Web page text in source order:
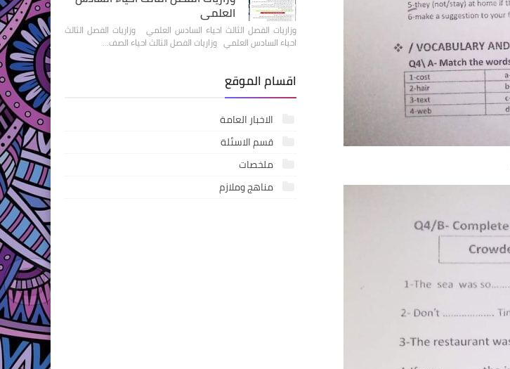
العلمي
وزاريات الفصل الثالث احياء السادس العلمي وزاريات الفصل الثالث
احياء السادس العلمي وزاريات الفصل الثالث احياء الصف…
اقسام الموقع
الاخبار العامة
قسم الاسئلة
ملخصات
مناهج وملازم